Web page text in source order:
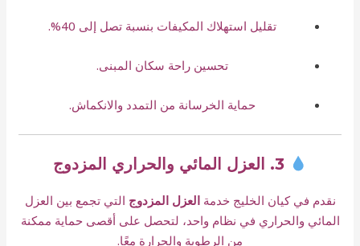
تقليل استهلاك المكيفات بنسبة تصل إلى 40%.
تحسين راحة سكان المبنى.
حماية الخرسانة من التمدد والانكماش.
3. العزل المائي والحراري المزدوج
نقدم في كيان الخليج خدمةالعزل المزدوج التي تجمع بين العزل
المائي والحراري في نظام واحد، لتحصل على أقصى حماية ممكنة
من الرطوبة والحرارة معًا.